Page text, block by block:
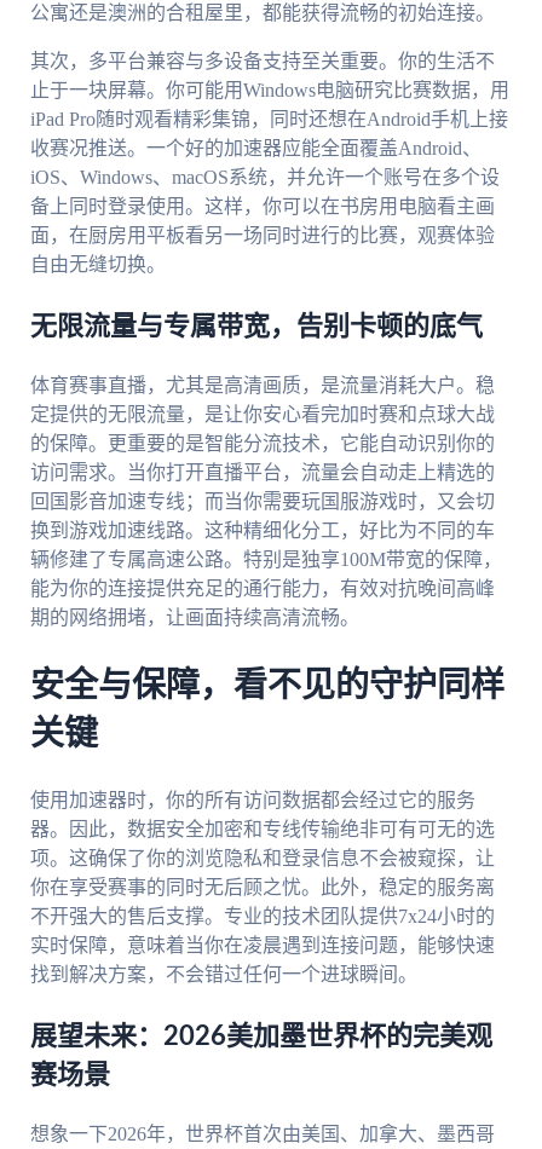
公寓还是澳洲的合租屋里，都能获得流畅的初始连接。
其次，多平台兼容与多设备支持至关重要。你的生活不
止于一块屏幕。你可能用Windows电脑研究比赛数据，用
iPad Pro随时观看精彩集锦，同时还想在Android手机上接
收赛况推送。一个好的加速器应能全面覆盖Android、
iOS、Windows、macOS系统，并允许一个账号在多个设
备上同时登录使用。这样，你可以在书房用电脑看主画
面，在厨房用平板看另一场同时进行的比赛，观赛体验
自由无缝切换。
无限流量与专属带宽，告别卡顿的底气
体育赛事直播，尤其是高清画质，是流量消耗大户。稳
定提供的无限流量，是让你安心看完加时赛和点球大战
的保障。更重要的是智能分流技术，它能自动识别你的
访问需求。当你打开直播平台，流量会自动走上精选的
回国影音加速专线；而当你需要玩国服游戏时，又会切
换到游戏加速线路。这种精细化分工，好比为不同的车
辆修建了专属高速公路。特别是独享100M带宽的保障，
能为你的连接提供充足的通行能力，有效对抗晚间高峰
期的网络拥堵，让画面持续高清流畅。
安全与保障，看不见的守护同样
关键
使用加速器时，你的所有访问数据都会经过它的服务
器。因此，数据安全加密和专线传输绝非可有可无的选
项。这确保了你的浏览隐私和登录信息不会被窥探，让
你在享受赛事的同时无后顾之忧。此外，稳定的服务离
不开强大的售后支撑。专业的技术团队提供7x24小时的
实时保障，意味着当你在凌晨遇到连接问题，能够快速
找到解决方案，不会错过任何一个进球瞬间。
展望未来：2026美加墨世界杯的完美观
赛场景
想象一下2026年，世界杯首次由美国、加拿大、墨西哥